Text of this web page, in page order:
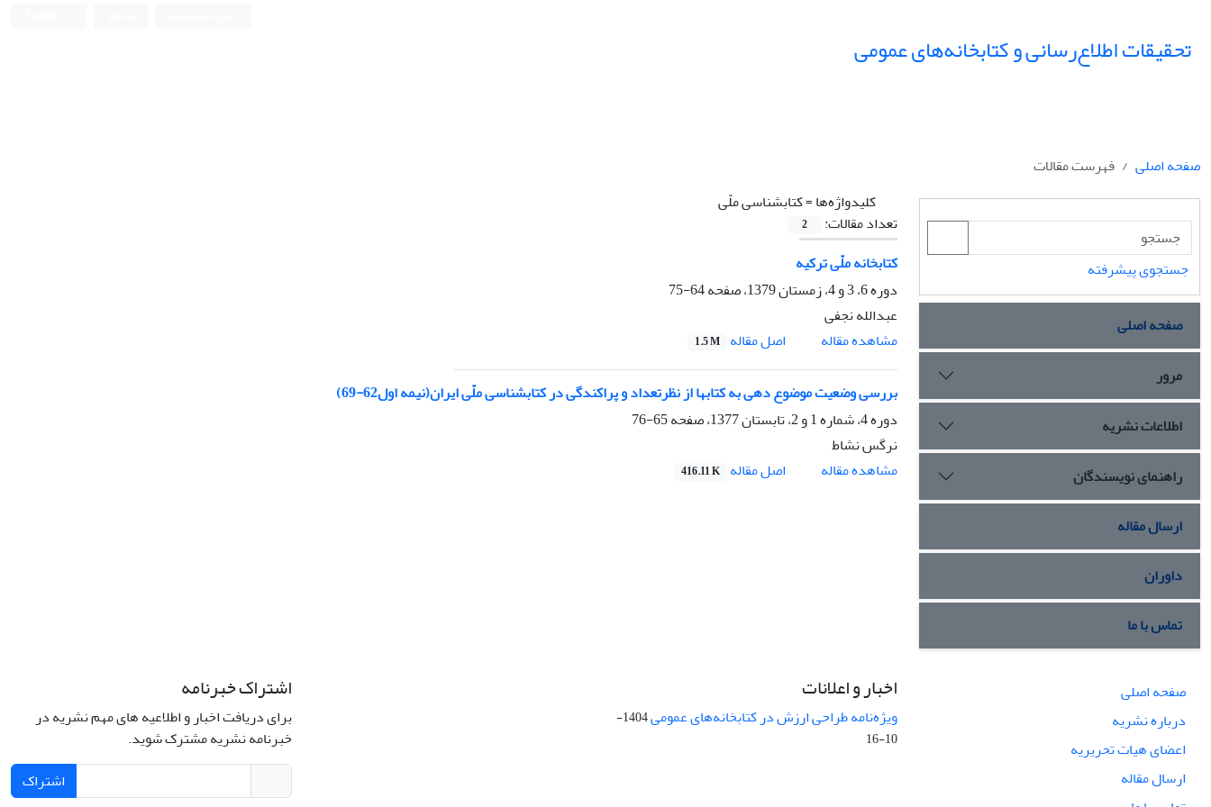
تحقیقات اطلاع‌رسانی و کتابخانه‌های عمومی
صفحه اصلی
فهرست مقالات
کلیدواژه‌ها =کتابشناسی ملّی
تعداد مقالات:
2
کتابخانه ملّی ترکیه
دوره 6، 3 و 4، زمستان 1379، صفحه
64-75
عبدالله نجفی
مشاهده مقاله
اصل مقاله 1.5 M
بررسی وضعیت موضوع دهی به کتابها از نظرتعداد و پراکندگی در کتابشناسی ملّی ایران(نیمه اول62-69)
دوره 4، شماره 1 و 2، تابستان 1377، صفحه
65-76
نرگس نشاط
مشاهده مقاله
اصل مقاله 416.11 K
جستجوی پیشرفته
صفحه اصلی
مرور
اطلاعات نشریه
راهنمای نویسندگان
ارسال مقاله
داوران
تماس با ما
صفحه اصلی
درباره نشریه
اعضای هیات تحریریه
ارسال مقاله
اخبار و اعلانات
ویژه‌نامه طراحی ارزش در کتابخانه‌های عمومی
1404-
10-16
اشتراک خبرنامه
برای دریافت اخبار و اطلاعیه های مهم نشریه در
خبرنامه نشریه مشترک شوید.
اشتراک